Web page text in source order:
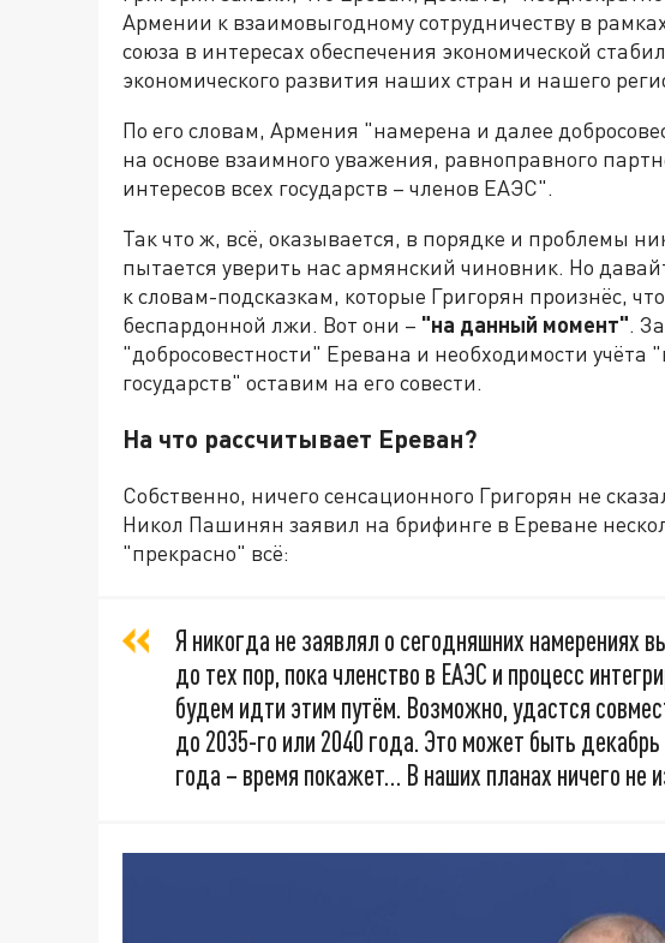
Армении к взаимовыгодному сотрудничеству в
союза в интересах обеспечения экономической
экономического развития наших стран и нашего
По его словам, Армения "намерена и далее
на основе взаимного уважения, равноправного
интересов всех государств – членов ЕАЭС".
Так что ж, всё, оказывается, в порядке и проблемы
пытается уверить нас армянский чиновник. Но
к словам-подсказкам, которые Григорян произнёс,
беспардонной лжи. Вот они – "на данный момент".
"добросовестности" Еревана и необходимости учёта
государств" оставим на его совести.
На что рассчитывает Ереван?
Собственно, ничего сенсационного Григорян не
Никол Пашинян заявил на брифинге в Ереване
"прекрасно" всё:
Я никогда не заявлял о сегодняшних намерениях
до тех пор, пока членство в ЕАЭС и процесс
будем идти этим путём. Возможно, удастся
до 2035-го или 2040 года. Это может быть
года – время покажет… В наших планах ничего не